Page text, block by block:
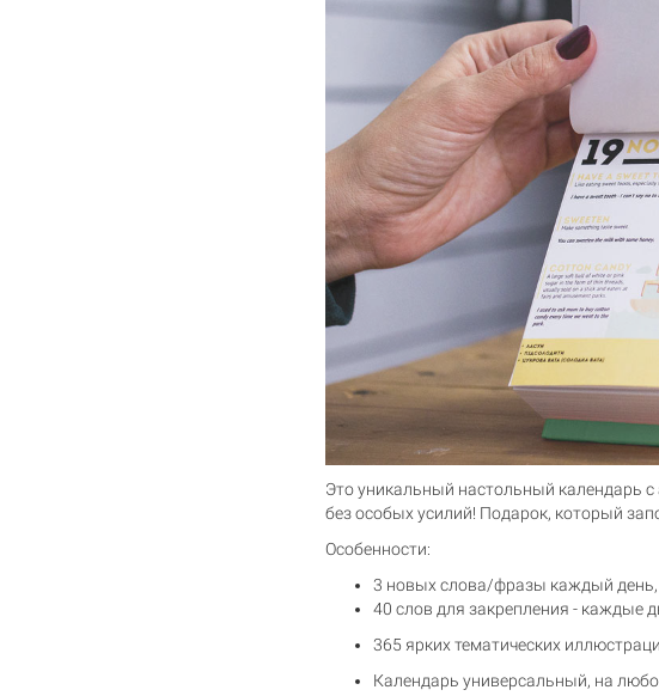
Это уникальный настольный календарь с
без особых усилий! Подарок, который
Особенности:
3 новых слова/фразы каждый день,
40 слов для закрепления - каждые
365 ярких тематических
Календарь универсальный, на